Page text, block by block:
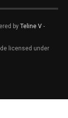
by Teline V -
licensed under